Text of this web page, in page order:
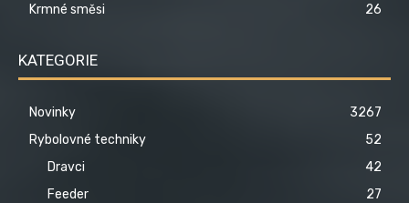
Krmné směsi
26
KATEGORIE
Novinky
3267
Rybolovné techniky
52
Dravci
42
Feeder
27